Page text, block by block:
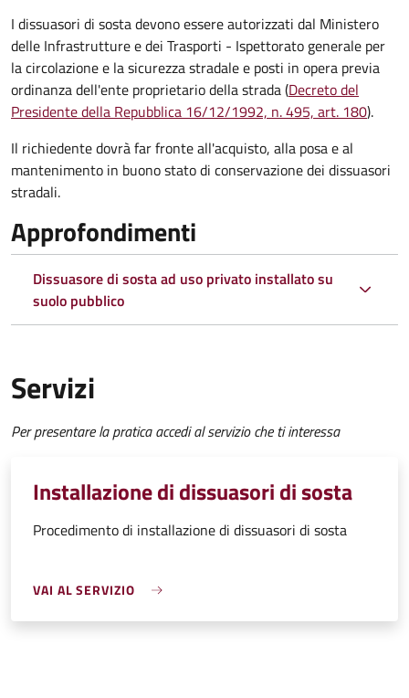
I dissuasori di sosta devono essere autorizzati dal Ministero
delle Infrastrutture e dei Trasporti - Ispettorato generale per
la circolazione e la sicurezza stradale e posti in opera previa
ordinanza dell'ente proprietario della strada (Decreto del
Presidente della Repubblica 16/12/1992, n. 495, art. 180).
Il richiedente dovrà far fronte all'acquisto, alla posa e al
mantenimento in buono stato di conservazionedei dissuasori
stradali.
Approfondimenti
Dissuasore di sosta ad uso privato installato su
suolo pubblico
Servizi
Per presentare la pratica accedi al servizio che ti interessa
Installazione di dissuasori di sosta
Procedimento di installazione di dissuasori di sosta
VAI AL SERVIZIO